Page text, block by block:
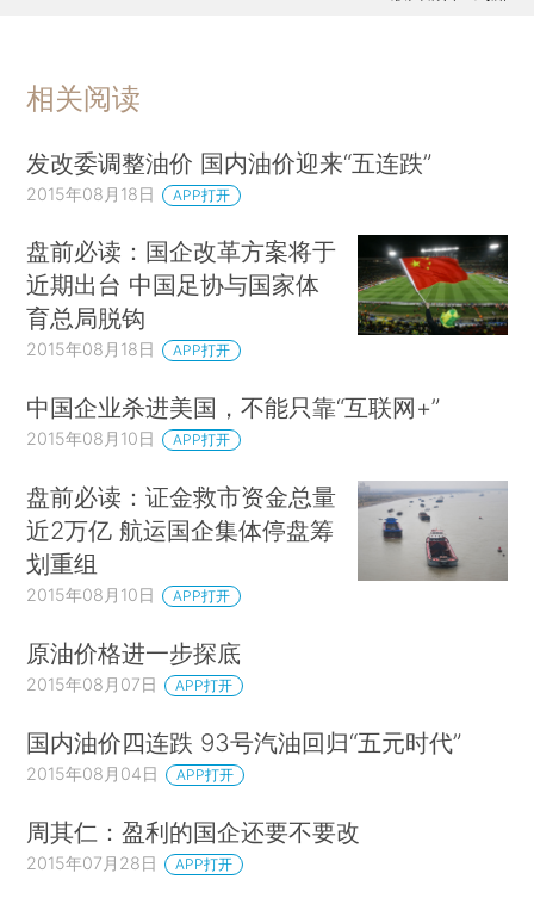
相关阅读
发改委调整油价 国内油价迎来“五连跌”
2015年08月18日 APP打开
盘前必读：国企改革方案将于
近期出台 中国足协与国家体
育总局脱钩
2015年08月18日 APP打开
中国企业杀进美国，不能只靠“互联网+”
2015年08月10日 APP打开
盘前必读：证金救市资金总量
近2万亿 航运国企集体停盘筹
划重组
2015年08月10日 APP打开
原油价格进一步探底
2015年08月07日 APP打开
国内油价四连跌 93号汽油回归“五元时代”
2015年08月04日 APP打开
周其仁：盈利的国企还要不要改
2015年07月28日 APP打开